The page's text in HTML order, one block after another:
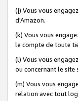
(j) Vous vous
d'Amazon.
(k) Vous vous
le compte de toute
(l) Vous vous
ou concernant le
(m) Vous vous
relation avec tout